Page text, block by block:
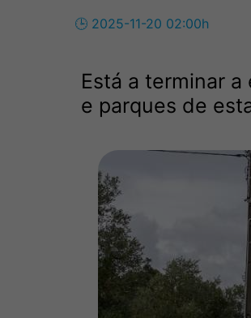
🕒 2025-11-20 02:00h
Está a terminar
e parques de